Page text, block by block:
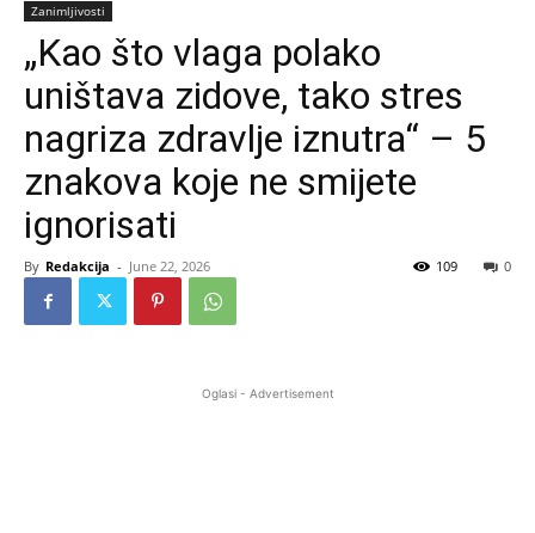
Zanimljivosti
„Kao što vlaga polako
uništava zidove, tako stres
nagriza zdravlje iznutra“ – 5
znakova koje ne smijete
ignorisati
By Redakcija - June 22, 2026 0
109
Oglasi - Advertisement